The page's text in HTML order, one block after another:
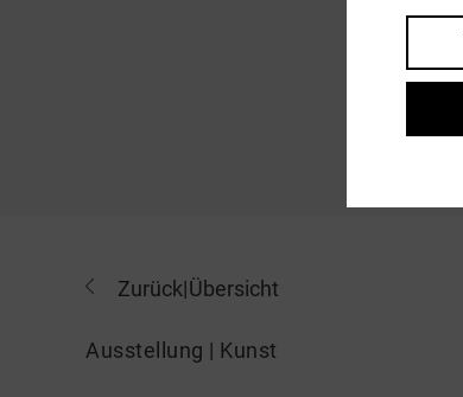
Zurück|Übersicht
Ausstellung | Kunst